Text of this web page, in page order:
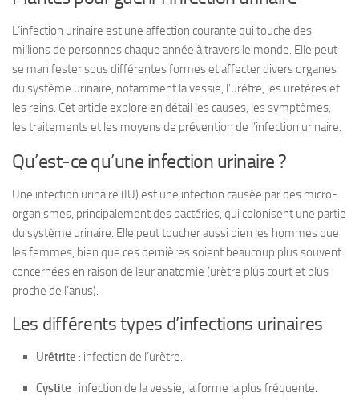
L’infection urinaire est une affection courante qui touche des
millions de personnes chaque année à travers le monde. Elle peut
se manifester sous différentes formes et affecter divers organes
du système urinaire, notamment la vessie, l’urètre, les uretères et
les reins. Cet article explore en détail les causes, les symptômes,
les traitements et les moyens de prévention de l’infection urinaire.
Qu’est-ce qu’une infection urinaire ?
Une infection urinaire (IU) est une infection causée par des micro-
organismes, principalement des bactéries, qui colonisent une partie
du système urinaire. Elle peut toucher aussi bien les hommes que
les femmes, bien que ces dernières soient beaucoup plus souvent
concernées en raison de leur anatomie (urètre plus court et plus
proche de l’anus).
Les différents types d’infections urinaires
Urétrite : infection de l’urètre.
Cystite : infection de la vessie, la forme la plus fréquente.